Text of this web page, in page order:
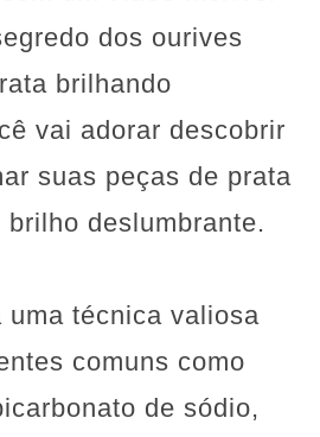
dos ourives
brilhando
vai adorar descobrir
suas peças de prata
deslumbrante.
uma técnica valiosa
comuns como
de sódio,